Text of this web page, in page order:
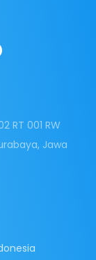
RT 001 RW
Jawa